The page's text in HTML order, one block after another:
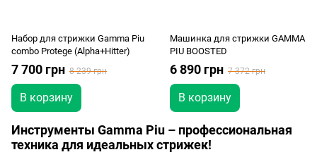
Набор для стрижки Gamma Piu
combo Protege (Alpha+Hitter)
7 700 грн 8 239 грн
В корзину
Машинка для стрижки GAMMA
PIU BOOSTED
6 890 грн 7 372 грн
В корзину
Инструменты Gamma Piu – профессиональная
техника для идеальных стрижек!